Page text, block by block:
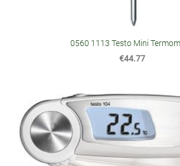
0560 1113 Testo Mini
€44.77